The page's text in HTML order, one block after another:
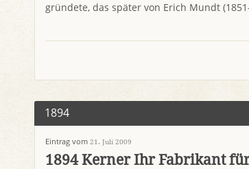
gründete, das später von Erich Mundt
1894
Eintrag vom 21. Juli 2009
1894 Kerner Ihr Fabrikant